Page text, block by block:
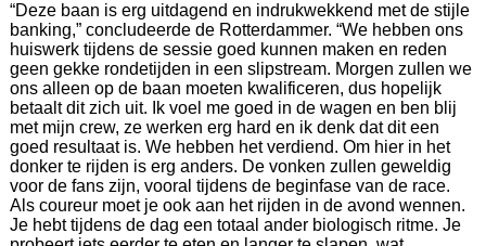
“Deze baan is erg uitdagend en indrukwekkend met de stijle
banking,” concludeerde de Rotterdammer. “We hebben ons
huiswerk tijdens de sessie goed kunnen maken en reden
geen gekke rondetijden in een slipstream. Morgen zullen we
ons alleen op de baan moeten kwalificeren, dus hopelijk
betaalt dit zich uit. Ik voel me goed in de wagen en ben blij
met mijn crew, ze werken erg hard en ik denk dat dit een
goed resultaat is. We hebben het verdiend. Om hier in het
donker te rijden is erg anders. De vonken zullen geweldig
voor de fans zijn, vooral tijdens de beginfase van de race.
Als coureur moet je ook aan het rijden in de avond wennen.
Je hebt tijdens de dag een totaal ander biologisch ritme. Je